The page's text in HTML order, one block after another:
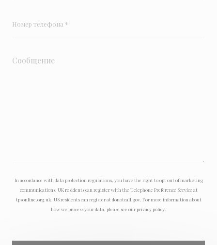
In accordance with data protection regulations, you have the right to opt out of marketing
communications. UK residents can register with the Telephone Preference Service at
tpsonline.org.uk . US residents can register at donotcall.gov. For more information about
how we process your data, please see ourprivacy policy